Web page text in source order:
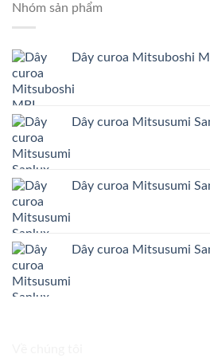
Nhóm sản phẩm
Dây curoa Mitsuboshi
Dây curoa Mitsusumi
Dây curoa Mitsusumi
Dây curoa Mitsusumi